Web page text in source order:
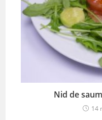
Nid de
14